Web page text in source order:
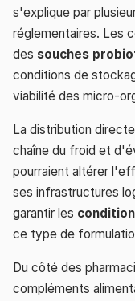
s'explique par
réglementaires. Les
des souches
conditions de
viabilité des micro-
La distribution
chaîne du froid et
pourraient altérer
ses infrastructures
garantir les
ce type de
Du côté des
compléments